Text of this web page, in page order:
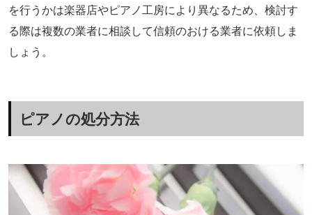
を行うかは楽器店やピアノ工房により異なるため、検討す
る際は複数の業者に相談して信頼のおける業者に依頼しま
しょう。
ピアノの処分方法